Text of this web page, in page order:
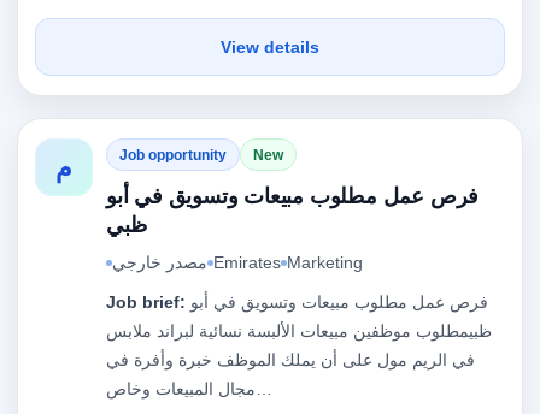
View details
م Job opportunity New
فرص عمل مطلوب مبيعات وتسويق في أبو
ظبي
مصدر خارجي Emirates Marketing
Job brief:
ظبيمطلوب موظفين مبيعات الألبسة نسائية لبراند ملابس
في الريم مول على أن يملك الموظف خبرة وأفرة في